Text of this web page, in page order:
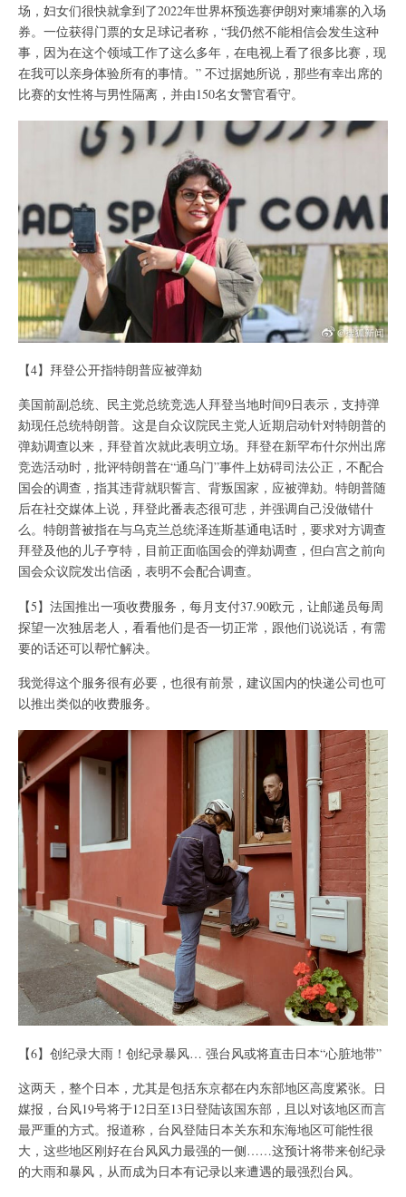
场，妇女们很快就拿到了2022年世界杯预选赛伊朗对柬埔寨的入场
券。一位获得门票的女足球记者称，“我仍然不能相信会发生这种
事，因为在这个领域工作了这么多年，在电视上看了很多比赛，现
在我可以亲身体验所有的事情。” 不过据她所说，那些有幸出席的
比赛的女性将与男性隔离，并由150名女警官看守。
【4】拜登公开指特朗普应被弹劾
美国前副总统、民主党总统竞选人拜登当地时间9日表示，支持弹
劾现任总统特朗普。这是自众议院民主党人近期启动针对特朗普的
弹劾调查以来，拜登首次就此表明立场。拜登在新罕布什尔州出席
竞选活动时，批评特朗普在“通乌门”事件上妨碍司法公正，不配合
国会的调查，指其违背就职誓言、背叛国家，应被弹劾。特朗普随
后在社交媒体上说，拜登此番表态很可悲，并强调自己没做错什
么。特朗普被指在与乌克兰总统泽连斯基通电话时，要求对方调查
拜登及他的儿子亨特，目前正面临国会的弹劾调查，但白宫之前向
国会众议院发出信函，表明不会配合调查。
【5】法国推出一项收费服务，每月支付37.90欧元，让邮递员每周
探望一次独居老人，看看他们是否一切正常，跟他们说说话，有需
要的话还可以帮忙解决。
我觉得这个服务很有必要，也很有前景，建议国内的快递公司也可
以推出类似的收费服务。
【6】创纪录大雨！创纪录暴风… 强台风或将直击日本“心脏地带”
这两天，整个日本，尤其是包括东京都在内东部地区高度紧张。日
媒报，台风19号将于12日至13日登陆该国东部，且以对该地区而言
最严重的方式。报道称，台风登陆日本关东和东海地区可能性很
大，这些地区刚好在台风风力最强的一侧……这预计将带来创纪录
的大雨和暴风，从而成为日本有记录以来遭遇的最强烈台风。